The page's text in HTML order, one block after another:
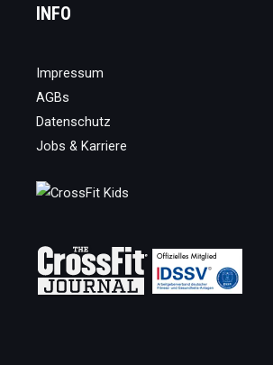
INFO
Impressum
AGBs
Datenschutz
Jobs & Karriere